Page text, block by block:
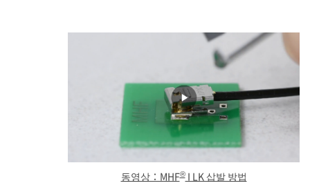
동영상：MHF®I LK 삽발 방법